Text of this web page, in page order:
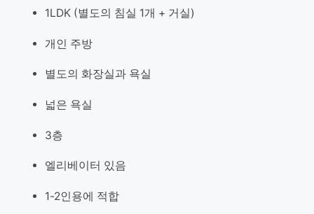
1LDK (별도의 침실 1개 + 거실)
개인 주방
별도의 화장실과 욕실
넓은 욕실
3층
엘리베이터 있음
1-2인용에 적합